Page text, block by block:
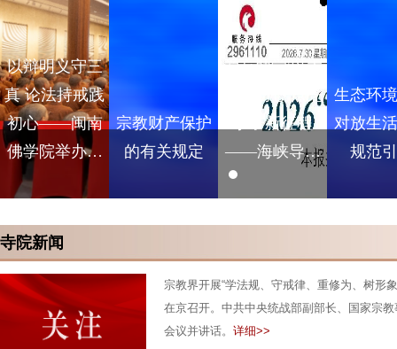
以辩明义守三
真 论法持戒践
初心——闽南
佛学院举办…
宗教财产保护
的有关规定
爱心助学|以大
爱守初心 点亮
学子新征程
——海峡导…
生态环
对放生
规范
寺院新闻
宗教界开展“学法规、守戒律、重修为、树形
在京召开。中共中央统战部副部长、国家宗
会议并讲话。 详细>>